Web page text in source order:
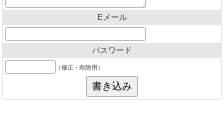
Eメール
パスワード
（修正・削除用）